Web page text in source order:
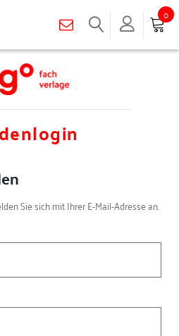
0
Sie sich mit Ihrer E-Mail-Adresse an.